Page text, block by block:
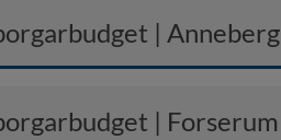
| Anneberg
| Forserum